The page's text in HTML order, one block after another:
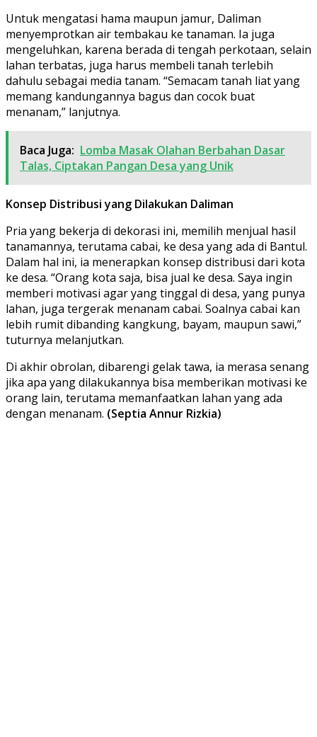
Untuk mengatasi hama maupun jamur, Daliman
menyemprotkan air tembakau ke tanaman. Ia juga
mengeluhkan, karena berada di tengah perkotaan, selain
lahan terbatas, juga harus membeli tanah terlebih
dahulu sebagai media tanam. “Semacam tanah liat yang
memang kandungannya bagus dan cocok buat
menanam,” lanjutnya.
Baca Juga: Lomba Masak Olahan Berbahan Dasar
Talas, Ciptakan Pangan Desa yang Unik
Konsep Distribusi yang Dilakukan Daliman
Pria yang bekerja di dekorasi ini, memilih menjual hasil
tanamannya, terutama cabai, ke desa yang ada di Bantul.
Dalam hal ini, ia menerapkan konsep distribusi dari kota
ke desa. “Orang kota saja, bisa jual ke desa. Saya ingin
memberi motivasi agar yang tinggal di desa, yang punya
lahan, juga tergerak menanam cabai. Soalnya cabai kan
lebih rumit dibanding kangkung, bayam, maupun sawi,”
tuturnya melanjutkan.
Di akhir obrolan, dibarengi gelak tawa, ia merasa senang
jika apa yang dilakukannya bisa memberikan motivasi ke
orang lain, terutama memanfaatkan lahan yang ada
dengan menanam. (Septia Annur Rizkia)